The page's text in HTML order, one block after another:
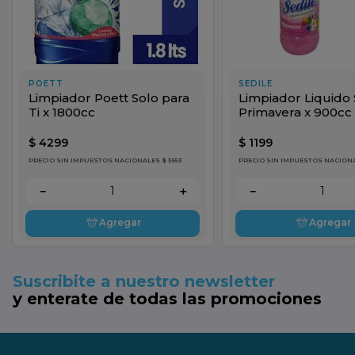
POETT
Limpiador Poett Solo para
Ti x 1800cc
$ 4299
PRECIO SIN IMPUESTOS NACIONALES $ 3553
＋
－
Agregar
SEDILE
Limpiador Liquido
Primavera x 900cc
$ 1199
PRECIO SIN IMPUESTOS
－
Agregar
Suscribite a nuestro newsletter
y enterate de todas las promociones